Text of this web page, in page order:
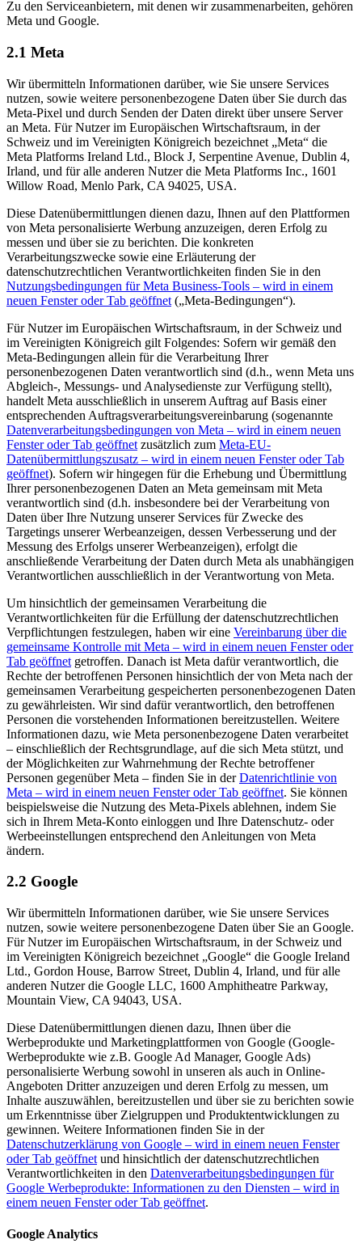
Zu den Serviceanbietern, mit denen wir zusammenarbeiten, gehören
Meta und Google.
2.1 Meta
Wir übermitteln Informationen darüber, wie Sie unsere Services
nutzen, sowie weitere personenbezogene Daten über Sie durch das
Meta-Pixel und durch Senden der Daten direkt über unsere Server
an Meta. Für Nutzer im Europäischen Wirtschaftsraum, in der
Schweiz und im Vereinigten Königreich bezeichnet „Meta“ die
Meta Platforms Ireland Ltd., Block J, Serpentine Avenue, Dublin 4,
Irland, und für alle anderen Nutzer die Meta Platforms Inc., 1601
Willow Road, Menlo Park, CA 94025, USA.
Diese Datenübermittlungen dienen dazu, Ihnen auf den Plattformen
von Meta personalisierte Werbung anzuzeigen, deren Erfolg zu
messen und über sie zu berichten. Die konkreten
Verarbeitungszwecke sowie eine Erläuterung der
datenschutzrechtlichen Verantwortlichkeiten finden Sie in den
Nutzungsbedingungen für Meta Business-Tools – wird in einem
neuen Fenster oder Tab geöffnet („Meta-Bedingungen“).
Für Nutzer im Europäischen Wirtschaftsraum, in der Schweiz und
im Vereinigten Königreich gilt Folgendes: Sofern wir gemäß den
Meta-Bedingungen allein für die Verarbeitung Ihrer
personenbezogenen Daten verantwortlich sind (d.h., wenn Meta uns
Abgleich-, Messungs- und Analysedienste zur Verfügung stellt),
handelt Meta ausschließlich in unserem Auftrag auf Basis einer
entsprechenden Auftragsverarbeitungsvereinbarung (sogenannte
Datenverarbeitungsbedingungen von Meta – wird in einem neuen
Fenster oder Tab geöffnet zusätzlich zum Meta-EU-
Datenübermittlungszusatz – wird in einem neuen Fenster oder Tab
geöffnet). Sofern wir hingegen für die Erhebung und Übermittlung
Ihrer personenbezogenen Daten an Meta gemeinsam mit Meta
verantwortlich sind (d.h. insbesondere bei der Verarbeitung von
Daten über Ihre Nutzung unserer Services für Zwecke des
Targetings unserer Werbeanzeigen, dessen Verbesserung und der
Messung des Erfolgs unserer Werbeanzeigen), erfolgt die
anschließende Verarbeitung der Daten durch Meta als unabhängigen
Verantwortlichen ausschließlich in der Verantwortung von Meta.
Um hinsichtlich der gemeinsamen Verarbeitung die
Verantwortlichkeiten für die Erfüllung der datenschutzrechtlichen
Verpflichtungen festzulegen, haben wir eine Vereinbarung über die
gemeinsame Kontrolle mit Meta – wird in einem neuen Fenster oder
Tab geöffnet getroffen. Danach ist Meta dafür verantwortlich, die
Rechte der betroffenen Personen hinsichtlich der von Meta nach der
gemeinsamen Verarbeitung gespeicherten personenbezogenen Daten
zu gewährleisten. Wir sind dafür verantwortlich, den betroffenen
Personen die vorstehenden Informationen bereitzustellen. Weitere
Informationen dazu, wie Meta personenbezogene Daten verarbeitet
– einschließlich der Rechtsgrundlage, auf die sich Meta stützt, und
der Möglichkeiten zur Wahrnehmung der Rechte betroffener
Personen gegenüber Meta – finden Sie in derDatenrichtlinie von
Meta – wird in einem neuen Fenster oder Tab geöffnet. Sie können
beispielsweise die Nutzung des Meta-Pixels ablehnen, indem Sie
sich in Ihrem Meta-Konto einloggen und Ihre Datenschutz- oder
Werbeeinstellungen entsprechend den Anleitungen von Meta
ändern.
2.2 Google
Wir übermitteln Informationen darüber, wie Sie unsere Services
nutzen, sowie weitere personenbezogene Daten über Sie an Google.
Für Nutzer im Europäischen Wirtschaftsraum, in der Schweiz und
im Vereinigten Königreich bezeichnet „Google“ die Google Ireland
Ltd., Gordon House, Barrow Street, Dublin 4, Irland, und für alle
anderen Nutzer die Google LLC, 1600 Amphitheatre Parkway,
Mountain View, CA 94043, USA.
Diese Datenübermittlungen dienen dazu, Ihnen über die
Werbeprodukte und Marketingplattformen von Google (Google-
Werbeprodukte wie z.B. Google Ad Manager, Google Ads)
personalisierte Werbung sowohl in unseren als auch in Online-
Angeboten Dritter anzuzeigen und deren Erfolg zu messen, um
Inhalte auszuwählen, bereitzustellen und über sie zu berichten sowie
um Erkenntnisse über Zielgruppen und Produktentwicklungen zu
gewinnen. Weitere Informationen finden Sie in der
Datenschutzerklärung von Google – wird in einem neuen Fenster
oder Tab geöffnet und hinsichtlich der datenschutzrechtlichen
Verantwortlichkeiten in den Datenverarbeitungsbedingungen für
Google Werbeprodukte: Informationen zu den Diensten – wird in
einem neuen Fenster oder Tab geöffnet.
Google Analytics